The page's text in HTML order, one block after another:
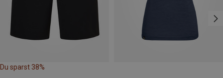
Du sparst 38%